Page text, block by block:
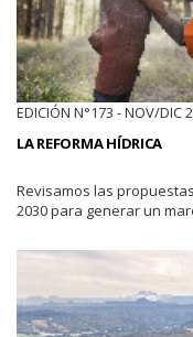
EDICIÓN N°173 - NOV/DIC
LA REFORMA HÍDRICA
Revisamos las
2030 para generar un